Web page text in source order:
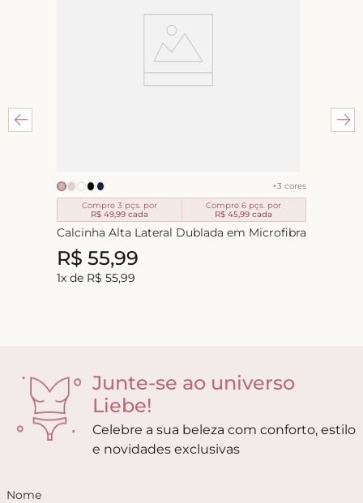
+3 cores
Compre 3 pçs. por
R$ 49,99cada
Compre 6 pçs. por
R$ 45,99 cada
Calcinha Alta Lateral Dublada em Microfibra
R$ 55,99
1x de R$ 55,99
Junte-se ao universo
Liebe!
Celebre a sua beleza com conforto, estilo
e novidades exclusivas
Nome